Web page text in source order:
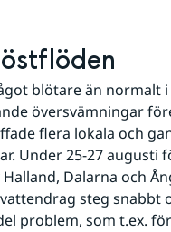
blötare än normalt
översvämningar
flera lokala och
Under 25-27 augusti
Dalarna och
steg snabbt
problem, som t.ex.